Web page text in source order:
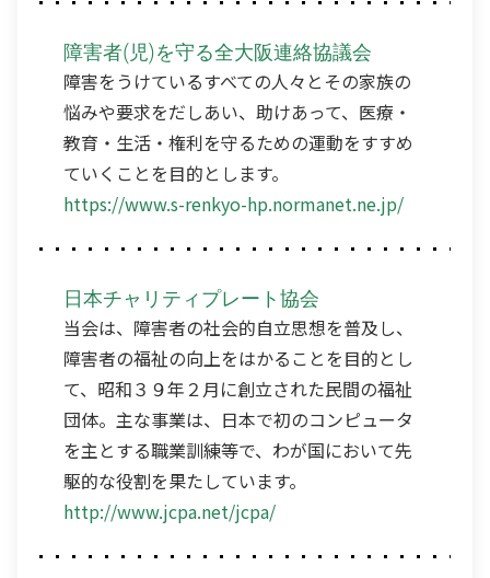
障害者(児)を守る全大阪連絡協議会
障害をうけているすべての人々とその家族の
悩みや要求をだしあい、助けあって、医療・
教育・生活・権利を守るための運動をすすめ
ていくことを目的とします。
https://www.s-renkyo-hp.normanet.ne.jp/
日本チャリティプレート協会
当会は、障害者の社会的自立思想を普及し、
障害者の福祉の向上をはかることを目的とし
て、昭和３９年２月に創立された民間の福祉
団体。主な事業は、日本で初のコンピュータ
を主とする職業訓練等で、わが国において先
駆的な役割を果たしています。
http://www.jcpa.net/jcpa/